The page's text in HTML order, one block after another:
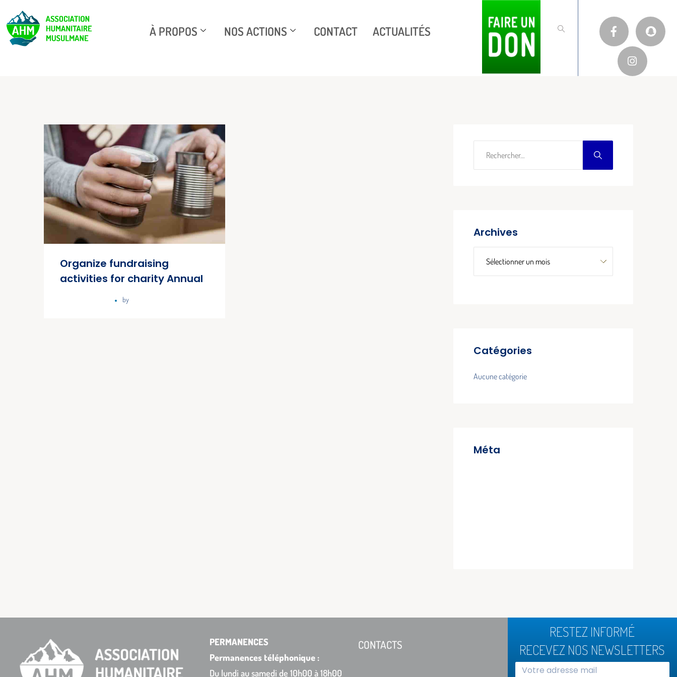
À PROPOS NOS ACTIONS CONTACT ACTUALITÉS
Organize fundraising
activities for charity Annual
by
Archives
Catégories
Aucune catégorie
Méta
PERMANENCES
Permanences téléphonique :
Du lundi au samedi de 10h00 à 18h00
CONTACTS
RESTEZ INFORMÉ
RECEVEZ NOS NEWSLETTERS